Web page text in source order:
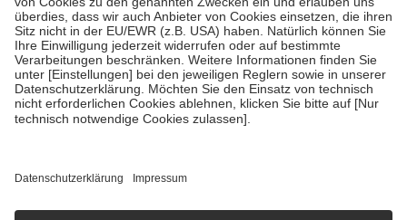
• Kindern und Jugendlichen bis zum vollendeten 18. Lebensjahr
mit Ausnahme der Fahrkosten
• Untersuchungen zur Vorsorge und Früherkennung, die von der
GKV getragen werden
• empfohlenen Schutzimpfungen
• Harn- und Blutteststreifen
getroffen, um sicherzustellen, dass es sich um echte Bewertungen
https://help.etrusted.com/hc/de/articles/4419944605341